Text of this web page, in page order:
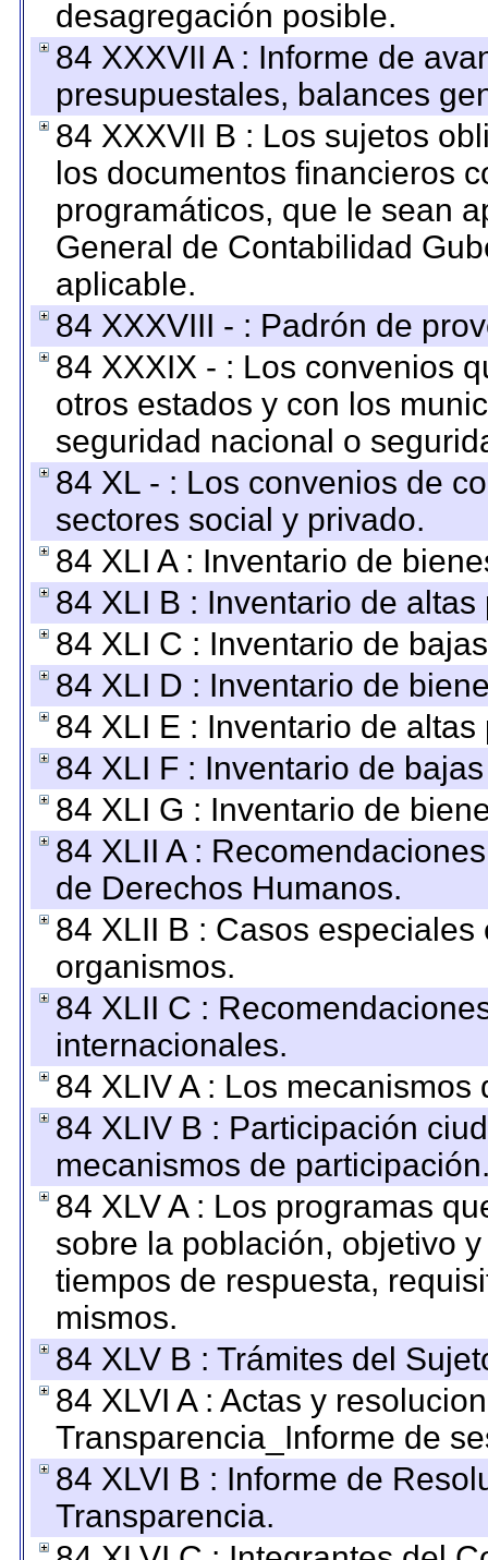
desagregación posible.
84 XXXVII A : Informe de
presupuestales, balances
84 XXXVII B : Los sujetos
los documentos financieros
programáticos, que le sean
General de Contabilidad
aplicable.
84 XXXVIII - : Padrón de
84 XXXIX - : Los convenios
otros estados y con los
seguridad nacional o
84 XL - : Los convenios de
sectores social y privado.
84 XLI A : Inventario de
84 XLI B : Inventario de
84 XLI C : Inventario de
84 XLI D : Inventario de
84 XLI E : Inventario de
84 XLI F : Inventario de
84 XLI G : Inventario de
84 XLII A :
de Derechos Humanos.
84 XLII B : Casos
organismos.
84 XLII C :
internacionales.
84 XLIV A : Los
84 XLIV B : Participación
mecanismos de
84 XLV A : Los programas
sobre la población, objetivo
tiempos de respuesta,
mismos.
84 XLV B : Trámites del
84 XLVI A : Actas y
Transparencia_Informe de
84 XLVI B : Informe de
Transparencia.